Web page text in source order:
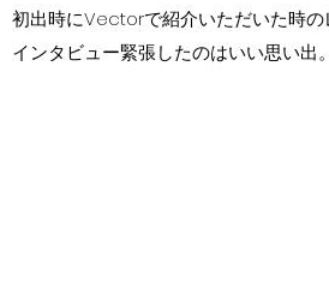
初出時にVectorで紹介いただいた時の
インタビュー緊張したのはいい思い出